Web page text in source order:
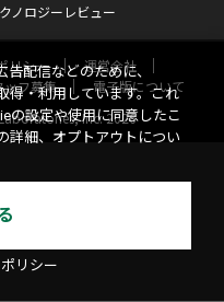
ノロジーレビュー
リシー
運営会社
ッフ募集
電子版について
Inc. 2026
配信などのために、
得・利用しています。これ
の設定や使用に同意したこ
詳細、オプトアウトについ
リシー